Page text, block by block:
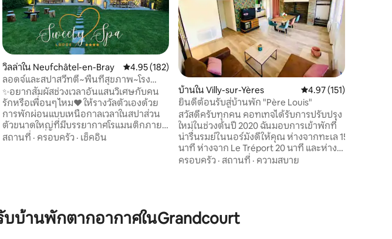
จาก 5, 149 รีวิว
วิลล่าใน Neufchâtel-en-Bray คะแนนเฉลี่ย 4.95 จาก 5, 182 รีวิว
4.95 (182)
ลอดจ์และสปาสวีทตี้~พื้นที่สุขภาพ~โรง
ภาพยนตร์~เตาไฟ
✨อยากสัมผัสช่วงเวลาอันแสนวิเศษกับคน
รักหรือเพื่อนๆ ไหม❤️ ให้รางวัลตัวเองด้วย
การพักผ่อนแบบเหนือกาลเวลาในสปาส่วน
ตัวขนาดใหญ่ที่มีบรรยากาศโรแมนติกภาย
ใต้ท้องฟ้าที่เต็มไปด้วยดวงดาว เป็นการเชิญ
บ้านหินที่สวยงามตั้งอยู่ในชนบทที่เงียบสงบ
สถานที่ · ครอบครัว · เช็คอิน
บ้านใน Villy-sur-Yères คะแนนเฉลี่ย 4.97 จาก
4.97 (151)
ยินดีต้อนรับสู่บ้านพัก "Père Louis"
สวัสดีครับทุกคน คอทเทจได้รับการปรับปรุง
ใหม่ในช่วงต้นปี 2020 ฉันมอบการเข้าพักที่
น่ารื่นรมย์ในนอร์มังดีให้คุณ ห่างจากทะเล 15
นาที ห่างจาก Le Tréport 20 นาที และห่าง
จากอ่าว Somme หรือ Dieppe 30 นาที เส้น
ทั้งหมดให้ฟรีตามคำขอ - ไม่มีผ้าเช็ดมือให้
เช็คอิน: 15.00 น. เช็คเอาท์: 10 โมงเช้า
ครอบครัว · สถานที่ · ความสบาย
บ้านพักตากอากาศในGrandcourt